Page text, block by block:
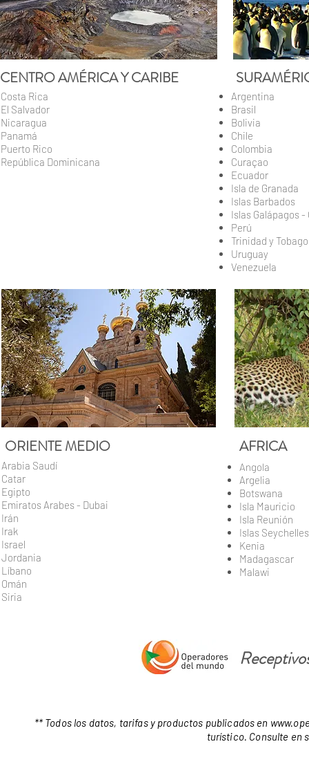
CENTRO AMÉRICA Y CARIBE
Costa Rica
El Salvador
Nicaragua
Panamá
Puerto Rico
República Dominicana
Argentina
Brasil
Bolivia
Chile
Colombia
Curaçao
Ecuador
Isla de Granada
Islas Barbados
Islas Galápagos
Perú
Trinidad y Tobago
Uruguay
Venezuela
ORIENTE MEDIO AFRICA
Arabia Saudí
Catar
Egipto
Emiratos Arabes - Dubai
Irán
Irak
Israel
Jordania
Líbano
Omán
Siria
Angola
Argelia
Botswana
Isla Mauricio
Isla Reunión
Islas Seychelles
Kenia
Madagascar
Malawi
** Todos los datos, tarifas y productos publicados en
turístico. Consulte en